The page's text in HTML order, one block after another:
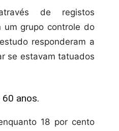
de registos
um grupo controle do
responderam a
se estavam tatuados
anos.
18 por cento